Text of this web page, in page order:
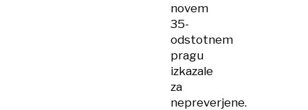
novem
35-
odstotnem
pragu
izkazale
za
nepreverjene.